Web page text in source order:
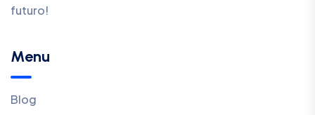
futuro!
Menu
Blog